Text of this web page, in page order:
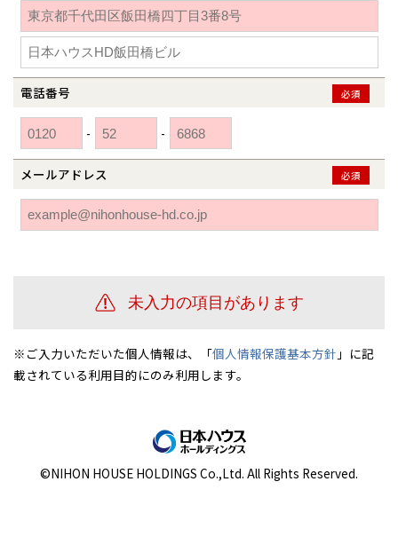
電話番号 必須
- -
メールアドレス 必須
※ご入力いただいた個人情報は、「個人情報保護基本方針 」に記
載されている利用目的にのみ利用します。
©NIHON HOUSE HOLDINGS Co.,Ltd. All Rights Reserved.
栃木
群馬
奈良
滋賀
愛媛
鳥取
広島
山口
佐賀
熊本
宮崎
鹿児島
※現住所のある都道府県以外の建築予定地の方でも現住所の有るお近
くの展示場又は店舗にお問合せください。
応します。お気軽にご相談ください。
茨城県
水戸
栃木県
宇都宮
群馬県
伊勢崎
佐賀県
佐賀
熊本県
熊本
大分県
大分
宮崎県
宮崎
鹿児島県
鹿児島